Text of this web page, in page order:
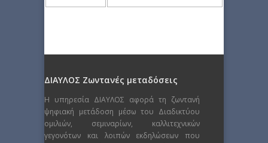
ΔΙΑΥΛΟΣ Ζωντανές μεταδόσεις
Η υπηρεσία ΔΙΑΥΛΟΣ αφορά τη ζωντανή
ψηφιακή μετάδοση μέσω του Διαδικτύου
ομιλιών, σεμιναρίων, καλλιτεχνικών
γεγονότων και λοιπών εκδηλώσεων που